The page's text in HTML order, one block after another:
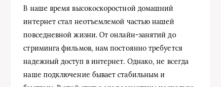
В наше время высокоскоростной домашний
интернет стал неотъемлемой частью нашей
повседневной жизни. От онлайн-занятий до
стриминга фильмов, нам постоянно требуется
надежный доступ в интернет. Однако, не всегда
наше подключение бывает стабильным и